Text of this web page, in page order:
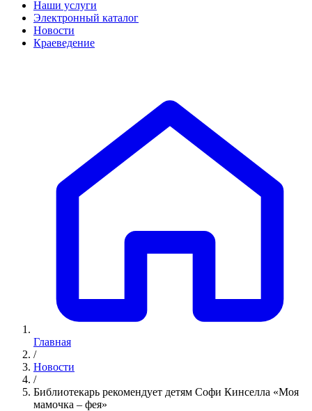
Наши услуги
Электронный каталог
Новости
Краеведение
Главная
/
Новости
/
Библиотекарь рекомендует детям Софи Кинселла «Моя
мамочка – фея»